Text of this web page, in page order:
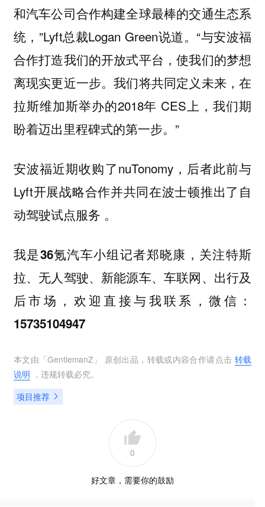
和汽车公司合作构建全球最棒的交通生态系
统，”Lyft总裁Logan Green说道。“与安波福
合作打造我们的开放式平台，使我们的梦想
离现实更近一步。我们将共同定义未来，在
拉斯维加斯举办的2018年 CES上，我们期
盼着迈出里程碑式的第一步。”
安波福近期收购了nuTonomy，后者此前与
Lyft开展战略合作并共同在波士顿推出了自
动驾驶试点服务 。
我是36氪汽车小组记者郑晓康，关注特斯
拉、无人驾驶、新能源车、车联网、出行及
后市场，欢迎直接与我联系，微信：
15735104947
本文由「GentlemanZ 」 原创出品，转载或内容合作请点击 转载
说明 ，违规转载必究。
项目推荐
0
好文章，需要你的鼓励